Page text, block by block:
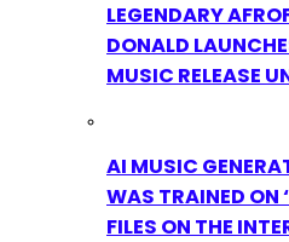
LEGENDARY
DONALD
MUSIC RELEASE
AI MUSIC
WAS TRAINED ON
FILES ON THE